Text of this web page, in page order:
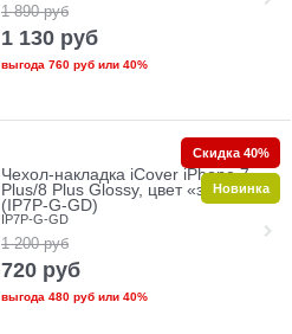
1 890 руб
1 130 руб
выгода 760 рубили 40%
Чехол-накладка iCover iPhone 7
Plus/8 Plus Glossy, цвет «золотой»
(IP7P-G-GD)
IP7P-G-GD
1 200 руб
720 руб
выгода 480 рубили 40%
Скидка 40%
Новинка